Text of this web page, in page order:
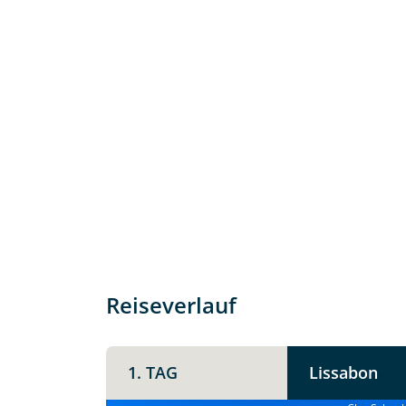
Reiseverlauf
1. TAG Lissabon
Herzlichen Dank für Ihre
mit. Wir prüfen die Verfügbarkeit
Persönliche Daten